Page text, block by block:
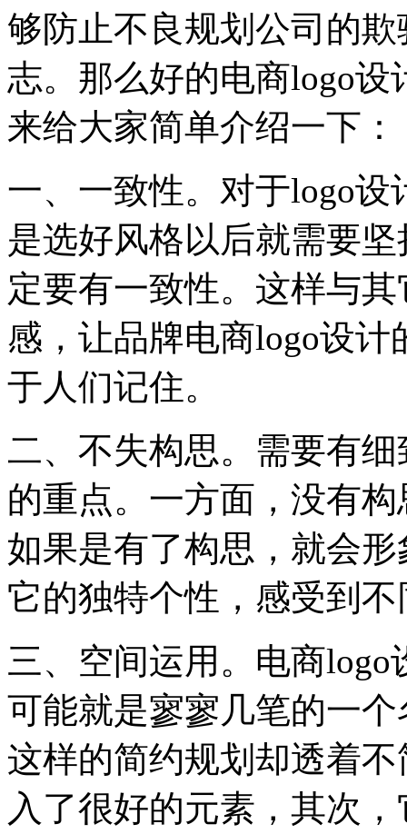
够防止不良规划公司的
志。那么好的电商logo
来给大家简单介绍一下：
一、一致性。对于logo
是选好风格以后就需要
定要有一致性。这样与
感，让品牌电商logo设
于人们记住。
二、不失构思。需要有
的重点。一方面，没有
如果是有了构思，就会
它的独特个性，感受到
三、空间运用。电商
可能就是寥寥几笔的一
这样的简约规划却透着
入了很好的元素，其次